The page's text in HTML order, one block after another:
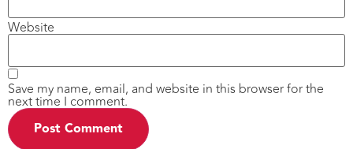
Website
Save my name, email, and website in this browser for the
next time I comment.